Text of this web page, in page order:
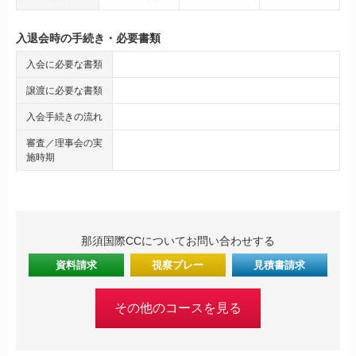
入退会時の手続き・必要書類
入会に必要な書類
譲渡に必要な書類
入会手続きの流れ
審査／理事会の実
施時期
那須国際CCについてお問い合わせする
資料請求 視察プレー 見積書請求
その他のコースを見る